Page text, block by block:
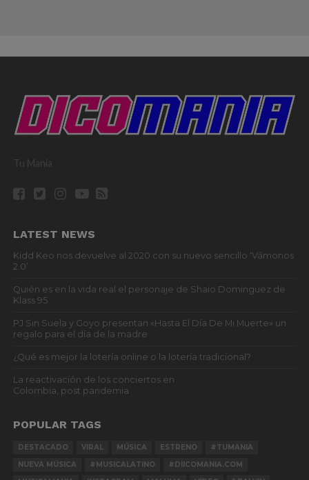
Tu Mania
LATEST NEWS
Kidd Keo nos devuelve al 2020 con su nuevo sencillo ‘Vámonos
2.0’
Quién es en la vida real el personaje de Shaio Dominguez de
Klass 95
PJ Sin Suela y Goyo presentan «Hasta El Día De Mi Muerte» un
regalo para el día de la madre
¿Qué es mejor la lotería online o la lotería tradicional?
La reactivación de los conciertos en
Colombia, post pandemia
POPULAR TAGS
DESTACADO VIRAL MÚSICA ESTRENO
#TUMANIA
NUEVA MÚSICA
#MUSICALATINO
#DIICOMANIA.COM